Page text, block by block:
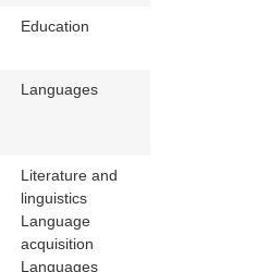
Education
Languages
Literature and
linguistics
Language
acquisition
Languages